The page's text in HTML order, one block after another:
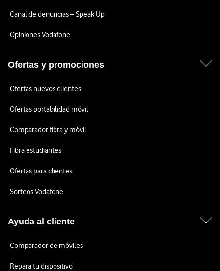
Canal de denuncias – Speak Up
Opiniones Vodafone
Ofertas y promociones
Ofertas nuevos clientes
Ofertas portabilidad móvil
Comparador fibra y móvil
Fibra estudiantes
Ofertas para clientes
Sorteos Vodafone
Ayuda al cliente
Comparador de móviles
Repara tu dispositivo